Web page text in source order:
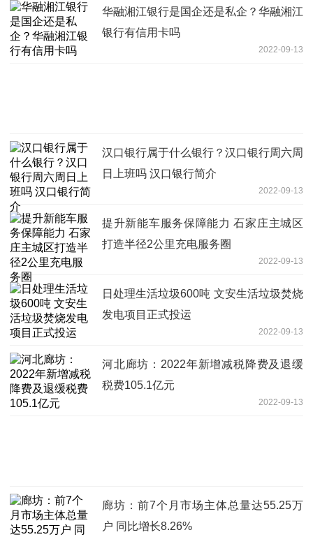
华融湘江银行是国企还是私企？华融湘江
银行有信用卡吗
2022-09-13
汉口银行属于什么银行？汉口银行周六周
日上班吗 汉口银行简介
2022-09-13
提升新能车服务保障能力 石家庄主城区
打造半径2公里充电服务圈
2022-09-13
日处理生活垃圾600吨 文安生活垃圾焚烧
发电项目正式投运
2022-09-13
河北廊坊：2022年新增减税降费及退缓
税费105.1亿元
2022-09-13
廊坊：前7个月市场主体总量达55.25万
户 同比增长8.26%